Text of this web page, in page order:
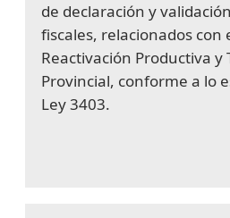
de declaración y
fiscales, relacionados con
Reactivación Productiva y
Provincial, conforme a lo
Ley 3403.